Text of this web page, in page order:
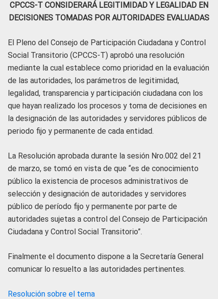
CPCCS-T CONSIDERARÁ LEGITIMIDAD Y LEGALIDAD EN
DECISIONES TOMADAS POR AUTORIDADES EVALUADAS
El Pleno del Consejo de Participación Ciudadana y Control
Social Transitorio (CPCCS-T) aprobó una resolución
mediante la cual establece como prioridad en la evaluación
de las autoridades, los parámetros de legitimidad,
legalidad, transparencia y participación ciudadana con los
que hayan realizado los procesos y toma de decisiones en
la designación de las autoridades y servidores públicos de
periodo fijo y permanente de cada entidad.
La Resolución aprobada durante la sesión Nro.002 del 21
de marzo, se tomó en vista de que “es de conocimiento
público la existencia de procesos administrativos de
selección y designación de autoridades y servidores
público de período fijo y permanente por parte de
autoridades sujetas a control del Consejo de Participación
Ciudadana y Control Social Transitorio”.
Finalmente el documento dispone a la Secretaría General
comunicar lo resuelto a las autoridades pertinentes.
Resolución sobre el tema